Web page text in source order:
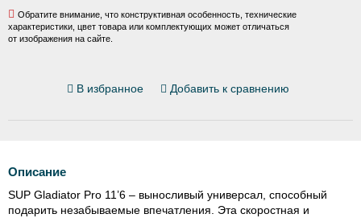
В избранное Добавить к сравнению
Обратите внимание, что конструктивная особенность, технические
характеристики, цвет товара или комплектующих может отличаться
от изображения на сайте.
Описание
SUP Gladiator Pro 11’6 – выносливый универсал, способный
подарить незабываемые впечатления. Эта скоростная и